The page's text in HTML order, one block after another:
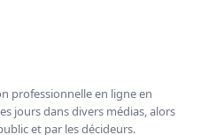
professionnelle en ligne en
jours dans divers médias, alors
et par les décideurs.